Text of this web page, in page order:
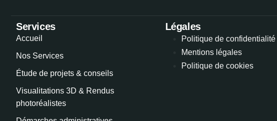
Services
Accueil
Nos Services
Étude de projets & conseils
Visualitations 3D & Rendus
photoréalistes
Légales
Politique de confidentialité
Mentions légales
Politique de cookies